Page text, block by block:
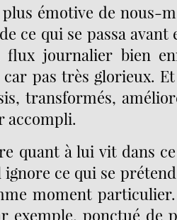
émotive de nous-
ce qui se passa avant
flux journalier bien
car pas très glorieux.
transformés,
accompli.
quant à lui vit dans
ce qui se
moment
exemple, ponctué de